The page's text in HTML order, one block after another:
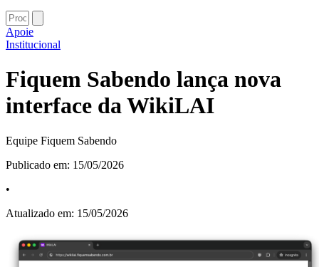
Apoie
Institucional
Fiquem Sabendo lança nova
interface da WikiLAI
Equipe Fiquem Sabendo
Publicado em: 15/05/2026
•
Atualizado em: 15/05/2026